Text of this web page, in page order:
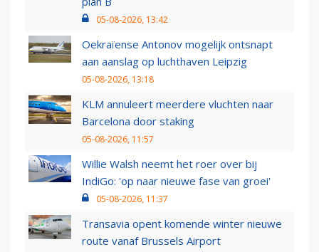
05-08-2026, 13:42
Oekraïense Antonov mogelijk ontsnapt
aan aanslag op luchthaven Leipzig
05-08-2026, 13:18
KLM annuleert meerdere vluchten naar
Barcelona door staking
05-08-2026, 11:57
Willie Walsh neemt het roer over bij
IndiGo: 'op naar nieuwe fase van groei'
05-08-2026, 11:37
Transavia opent komende winter nieuwe
route vanaf Brussels Airport